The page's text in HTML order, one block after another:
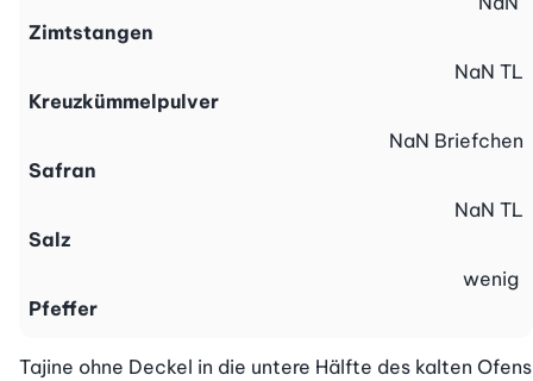
Zimtstangen
Kreuzkümmelpulver
NaN TL
Safran
NaN Briefchen
Salz
NaN TL
Pfeffer
wenig
Tajine ohne Deckel in die untere Hälfte des kalten Ofens